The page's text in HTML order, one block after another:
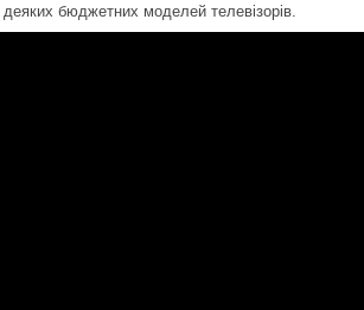
бюджетних моделей телевізорів.